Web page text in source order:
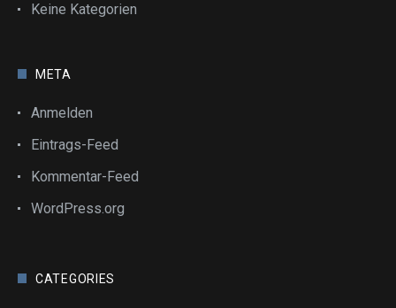
Keine Kategorien
META
Anmelden
Eintrags-Feed
Kommentar-Feed
WordPress.org
CATEGORIES